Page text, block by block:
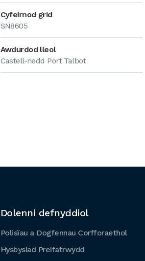
Cyfeirnod grid
SN8605
Awdurdod lleol
Castell-nedd Port Talbot
Dolenni defnyddiol
Polisïau a Dogfennau Corfforaethol
Hysbysiad Preifatrwydd